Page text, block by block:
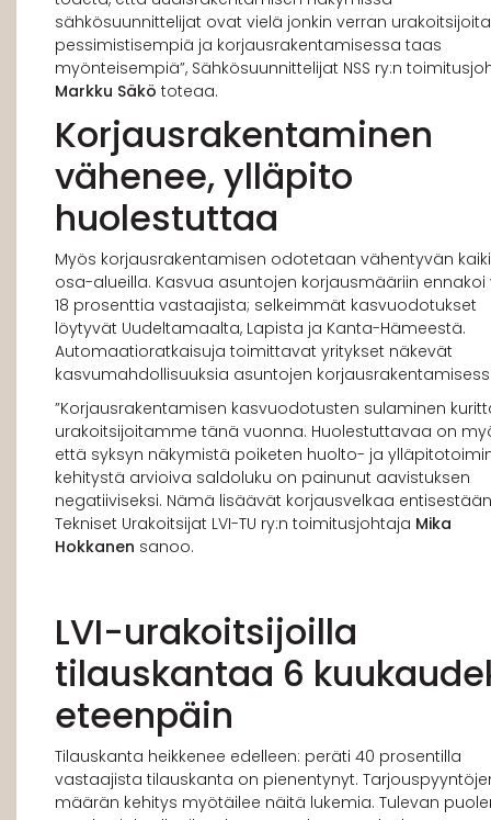
sähkösuunnittelijat ovat vielä jonkin verran urakoitsijoita
pessimistisempiä ja korjausrakentamisessa taas
myönteisempiä”, Sähkösuunnittelijat NSS ry:n
Markku Säkö toteaa.
Korjausrakentaminen
vähenee, ylläpito
huolestuttaa
Myös korjausrakentamisen odotetaan vähentyvän
osa-alueilla. Kasvua asuntojen korjausmääriin ennakoi
18 prosenttia vastaajista; selkeimmät kasvuodotukset
löytyvät Uudeltamaalta, Lapista ja Kanta-Hämeestä.
Automaatioratkaisuja toimittavat yritykset näkevät
kasvumahdollisuuksia asuntojen
”Korjausrakentamisen kasvuodotusten sulaminen
urakoitsijoitamme tänä vuonna. Huolestuttavaa on
että syksyn näkymistä poiketen huolto- ja
kehitystä arvioiva saldoluku on painunut aavistuksen
negatiiviseksi. Nämä lisäävät korjausvelkaa
Tekniset Urakoitsijat LVI-TU ry:n toimitusjohtaja Mika
Hokkanen sanoo.
LVI-urakoitsijoilla
tilauskantaa 6
eteenpäin
Tilauskanta heikkenee edelleen: peräti 40 prosentilla
vastaajista tilauskanta on pienentynyt.
määrän kehitys myötäilee näitä lukemia. Tulevan